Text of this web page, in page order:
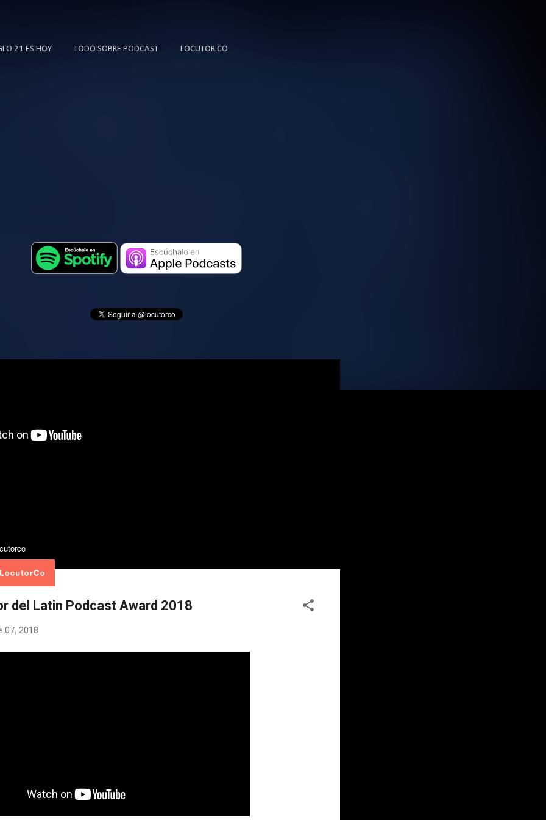
21 ES HOY TODO SOBRE PODCAST LOCUTOR.CO
del Latin Podcast Award 2018
07, 2018